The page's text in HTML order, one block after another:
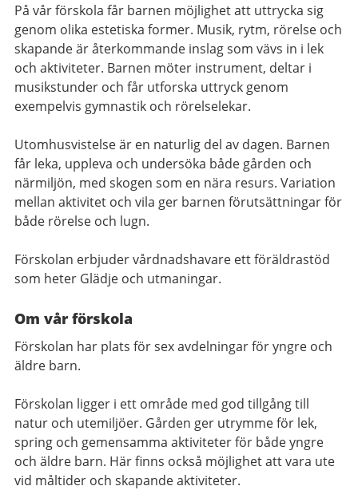
På vår förskola får barnen möjlighet att uttrycka sig
genom olika estetiska former. Musik, rytm, rörelse och
skapande är återkommande inslag som vävs in i lek
och aktiviteter. Barnen möter instrument, deltar i
musikstunder och får utforska uttryck genom
exempelvis gymnastik och rörelselekar.
Utomhusvistelse är en naturlig del av dagen. Barnen
får leka, uppleva och undersöka både gården och
närmiljön, med skogen som en nära resurs. Variation
mellan aktivitet och vila ger barnen förutsättningar för
både rörelse och lugn.
Förskolan erbjuder vårdnadshavare ett föräldrastöd
som heter Glädje och utmaningar.
Om vår förskola
Förskolan har plats för sex avdelningar för yngre och
äldre barn.
Förskolan ligger i ett område med god tillgång till
natur och utemiljöer. Gården ger utrymme för lek,
spring och gemensamma aktiviteter för både yngre
och äldre barn. Här finns också möjlighet att vara ute
vid måltider och skapande aktiviteter.